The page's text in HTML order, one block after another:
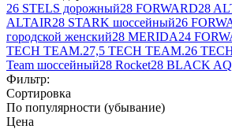
26 STELS дорожный28 FORWARD28
ALTAIR28 STARK шоссейный26
городской женский28 MERIDA24
TECH TEAM.27,5 TECH TEAM.26
Team шоссейный28 Rocket28 BLACK
Фильтр:
Сортировка
По популярности (убывание)
Цена